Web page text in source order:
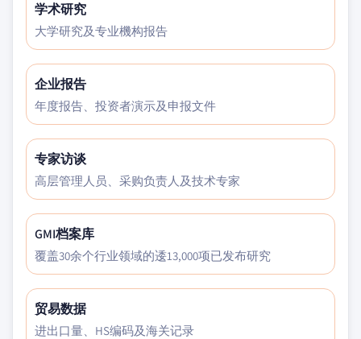
学术研究
大学研究及专业機构报告
企业报告
年度报告、投资者演示及申报文件
专家访谈
高层管理人员、采购负责人及技术专家
GMI档案库
覆盖30余个行业领域的逶13,000项已发布研究
贸易数据
进出口量、HS编码及海关记录